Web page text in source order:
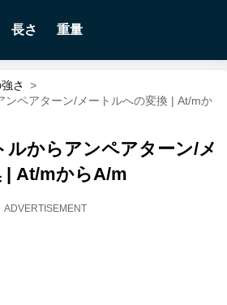
長さ 重量
さ
>
ンペアターン/メートルへの変換 | At/mか
ルからアンペアターン/メ
| At/mからA/m